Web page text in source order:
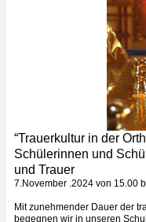
“Trauerkultur in der
Schülerinnen und
und Trauer
7.November .2024 von 15.00
Mit zunehmender Dauer der
begegnen wir in unseren